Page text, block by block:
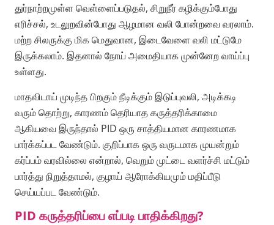
துர்நாற்றமுள்ள வெள்ளைப்படுதல், சிறுநீர் கழிக்கும்போது
எரிச்சல், உடலுறவின்போது ஆழமான வலி போன்றவை வரலாம்.
மற்ற சிலருக்கு மிக மெதுவான, இடைவேளை வலி மட்டுமே
இருக்கலாம். இதனால் நோய் அமைதியாக முன்னேற வாய்ப்பு
உள்ளது.
மாதவிடாய் முடிந்த பிறகும் நீடிக்கும் இடுப்புவலி, அடிக்கடி
வரும் தொற்று, காரணம் தெரியாத கருத்தரிக்காமை
ஆகியவை இருந்தால் PID ஒரு சாத்தியமான காரணமாக
பார்க்கப்பட வேண்டும். குறிப்பாக ஒரு வருடமாக முயன்றும்
கர்ப்பம் வரவில்லை என்றால், வெறும் முட்டை வளர்ச்சி மட்டும்
பார்த்து நிறுத்தாமல், குழாய் ஆரோக்கியமும் மதிப்பீடு
செய்யப்பட வேண்டும்.
PID கருத்தரிப்பை எப்படி பாதிக்கிறது?